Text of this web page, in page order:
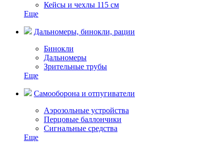
Кейсы и чехлы 115 см
Еще
Дальномеры, бинокли, рации
Бинокли
Дальномеры
Зрительные трубы
Еще
Самооборона и отпугиватели
Аэрозольные устройства
Перцовые баллончики
Сигнальные средства
Еще